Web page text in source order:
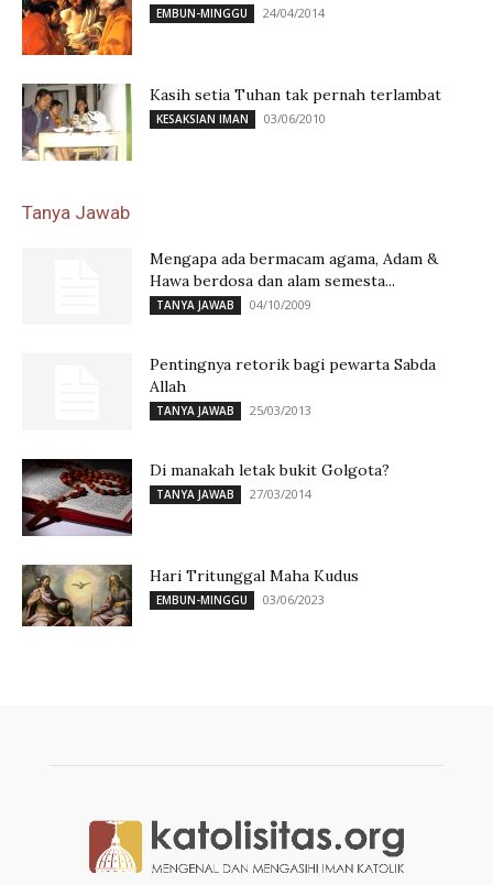
EMBUN-MINGGU 24/04/2014
Kasih setia Tuhan tak pernah terlambat
KESAKSIAN IMAN 03/06/2010
Tanya Jawab
Mengapa ada bermacam agama, Adam &
Hawa berdosa dan alam semesta...
TANYA JAWAB 04/10/2009
Pentingnya retorik bagi pewarta Sabda
Allah
TANYA JAWAB 25/03/2013
Di manakah letak bukit Golgota?
TANYA JAWAB 27/03/2014
Hari Tritunggal Maha Kudus
EMBUN-MINGGU 03/06/2023